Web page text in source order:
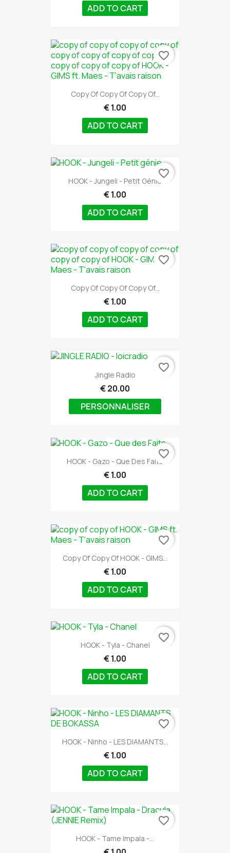
ADD TO CART
Copy Of Copy Of Copy Of...
€ 1.00
ADD TO CART
favorite_border
HOOK - Jungeli - Petit Génie
€ 1.00
ADD TO CART
favorite_border
Copy Of Copy Of Copy Of...
€ 1.00
ADD TO CART
favorite_border
Jingle Radio
€ 20.00
PERSONNALISER
favorite_border
HOOK - Gazo - Que Des Faits
€ 1.00
ADD TO CART
favorite_border
Copy Of Copy Of HOOK - GIMS...
€ 1.00
ADD TO CART
favorite_border
HOOK - Tyla - Chanel
€ 1.00
ADD TO CART
favorite_border
HOOK - Ninho - LES DIAMANTS...
€ 1.00
ADD TO CART
favorite_border
HOOK - Tame Impala -...
favorite_border